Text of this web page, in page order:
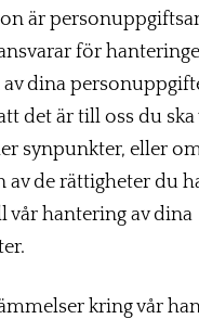
är
för
dina
det är till oss du ska
synpunkter, eller
av de rättigheter du
vår hantering av dina
kring vår